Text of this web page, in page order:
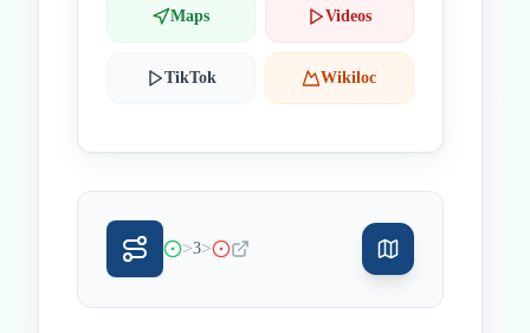
Maps Videos
TikTok Wikiloc
>3>